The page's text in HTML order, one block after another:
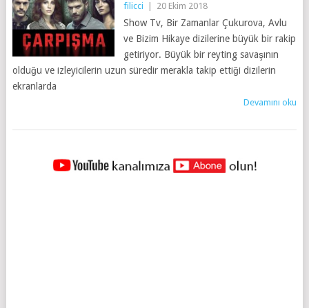
filicci 20 Ekim 2018
Show Tv, Bir Zamanlar Çukurova, Avlu
ve Bizim Hikaye dizilerine büyük bir rakip
getiriyor. Büyük bir reyting savaşının
olduğu ve izleyicilerin uzun süredir merakla takip ettiği dizilerin
ekranlarda
Devamını oku
YAZILAR